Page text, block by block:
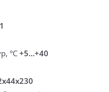
1
°С +5...+40